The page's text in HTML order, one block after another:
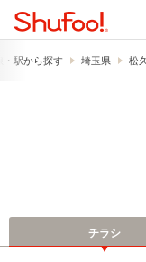
・駅から探す 埼玉県 松
チラシ